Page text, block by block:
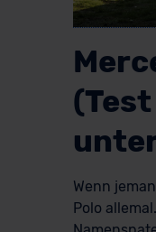
Wenn
Polo